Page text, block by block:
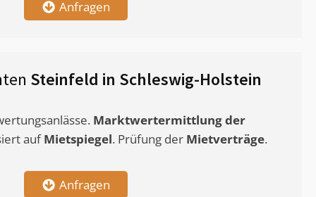
Anfragen
Steinfeld in Schleswig-Holstein
Marktwertermittlungder
aufMietspiegel. Prüfung der Mietverträge.
Anfragen